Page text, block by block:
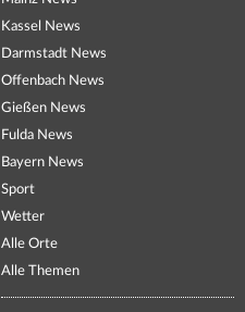
Kassel News
Darmstadt News
Offenbach News
Gießen News
Fulda News
Bayern News
Sport
Wetter
Alle Orte
Alle Themen